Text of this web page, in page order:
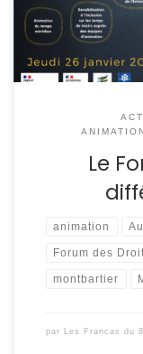
le droit à […]
Le
animation
Forum des
montbartier
par Les Francas du